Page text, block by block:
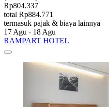
Rp804.337
total Rp884.771
termasuk pajak & biaya lainnya
17 Agu - 18 Agu
RAMPART HOTEL